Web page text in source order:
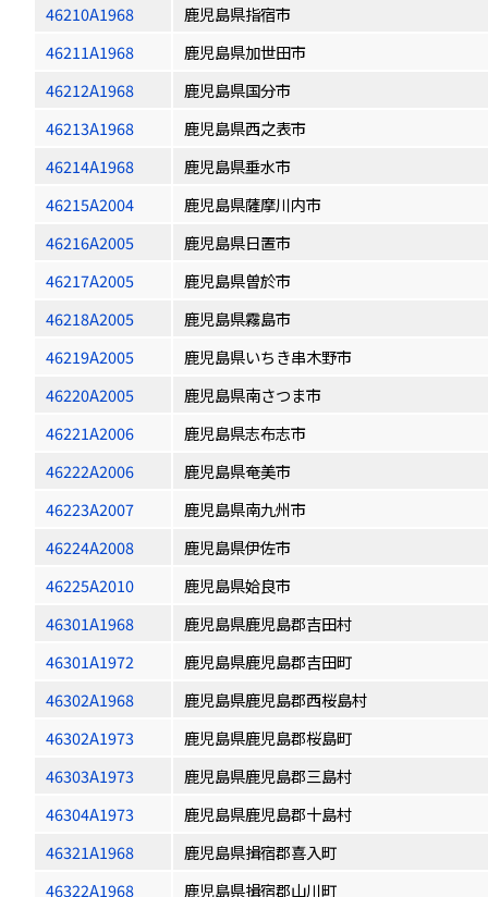
46210A1968
鹿児島県指宿市
46211A1968
鹿児島県加世田市
46212A1968
鹿児島県国分市
46213A1968
鹿児島県西之表市
46214A1968
鹿児島県垂水市
46215A2004
鹿児島県薩摩川内市
46216A2005
鹿児島県日置市
46217A2005
鹿児島県曽於市
46218A2005
鹿児島県霧島市
46219A2005
鹿児島県いちき串木野市
46220A2005
鹿児島県南さつま市
46221A2006
鹿児島県志布志市
46222A2006
鹿児島県奄美市
46223A2007
鹿児島県南九州市
46224A2008
鹿児島県伊佐市
46225A2010
鹿児島県姶良市
46301A1968
鹿児島県鹿児島郡吉田村
46301A1972
鹿児島県鹿児島郡吉田町
46302A1968
鹿児島県鹿児島郡西桜島村
46302A1973
鹿児島県鹿児島郡桜島町
46303A1973
鹿児島県鹿児島郡三島村
46304A1973
鹿児島県鹿児島郡十島村
46321A1968
鹿児島県揖宿郡喜入町
46322A1968
鹿児島県揖宿郡山川町